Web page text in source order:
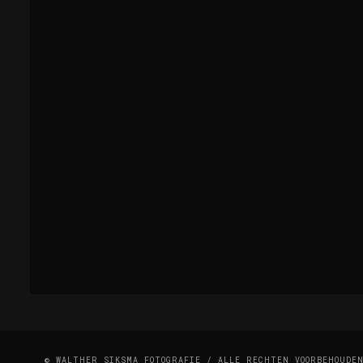
© WALTHER SIKSMA FOTOGRAFIE / ALLE RECHTEN VOORBEHOUDEN